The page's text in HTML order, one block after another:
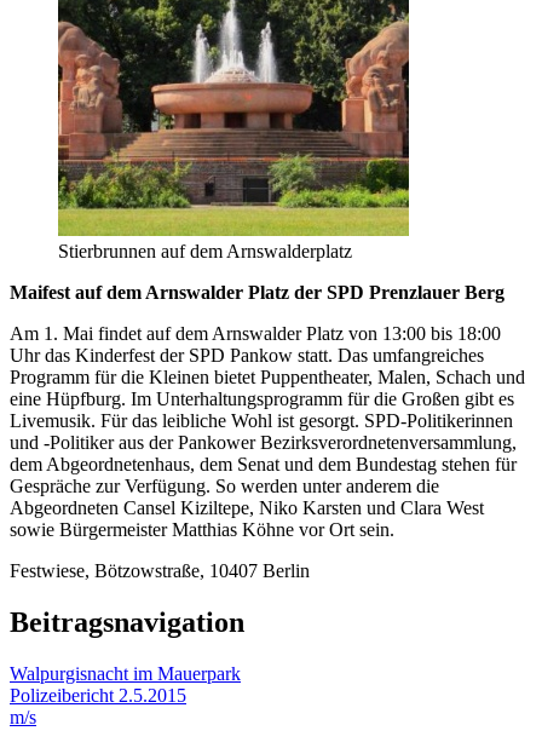
Stierbrunnen auf dem Arnswalderplatz
Maifest auf dem Arnswalder Platz der SPD Prenzlauer Berg
Am 1. Mai findet auf dem Arnswalder Platz von 13:00 bis 18:00
Uhr das Kinderfest der SPD Pankow statt. Das umfangreiches
Programm für die Kleinen bietet Puppentheater, Malen, Schach und
eine Hüpfburg. Im Unterhaltungsprogramm für die Großen gibt es
Livemusik. Für das leibliche Wohl ist gesorgt. SPD-Politikerinnen
und -Politiker aus der Pankower Bezirksverordnetenversammlung,
dem Abgeordnetenhaus, dem Senat und dem Bundestag stehen für
Gespräche zur Verfügung. So werden unter anderem die
Abgeordneten Cansel Kiziltepe, Niko Karsten und Clara West
sowie Bürgermeister Matthias Köhne vor Ort sein.
Festwiese, Bötzowstraße, 10407 Berlin
Beitragsnavigation
Walpurgisnacht im Mauerpark
Polizeibericht 2.5.2015
m/s